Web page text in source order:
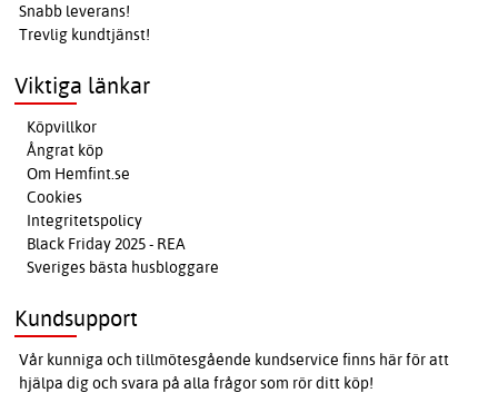
Snabb leverans!
Trevlig kundtjänst!
Viktiga länkar
Köpvillkor
Ångrat köp
Om Hemfint.se
Cookies
Integritetspolicy
Black Friday 2025 - REA
Sveriges bästa husbloggare
Kundsupport
Vår kunniga och tillmötesgående kundservice finns här för att
hjälpa dig och svara på alla frågor som rör ditt köp!